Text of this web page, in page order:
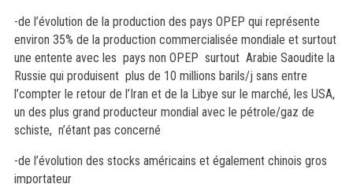
-de l’évolution de la production des pays OPEP qui représente
environ 35% de la production commercialisée mondiale et surtout
une entente avec les pays non OPEP surtout Arabie Saoudite la
Russie qui produisent plus de 10 millions barils/j sans entre
l’compter le retour de l’Iran et de la Libye sur le marché, les USA,
un des plus grand producteur mondial avec le pétrole/gaz de
schiste, n’étant pas concerné
-de l’évolution des stocks américains et également chinois gros
importateur